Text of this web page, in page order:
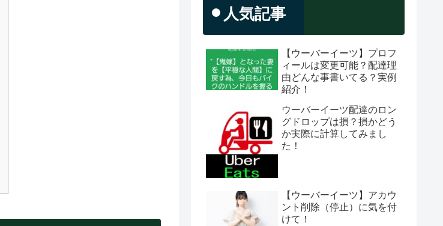
人気記事
【ウーバーイーツ】プロフ
ィールは変更可能？配達理
由どんな事書いてる？実例
紹介！
ウーバーイーツ配達のロン
グドロップは損？損かどう
か実際に計算してみまし
た！
【ウーバーイーツ】アカウ
ント削除（停止）に気を付
けて！